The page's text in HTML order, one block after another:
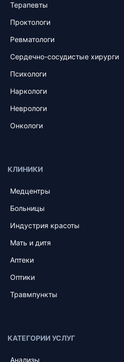
Терапевты
Проктологи
Ревматологи
Сердечно-сосудистые хирурги
Психологи
Наркологи
Неврологи
Онкологи
КЛИНИКИ
Медцентры
Больницы
Индустрия красоты
Мать и дитя
Аптеки
Оптики
Травмпункты
КАТЕГОРИИ УСЛУГ
Анализы